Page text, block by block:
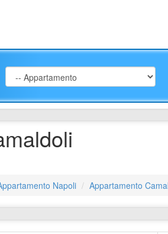
Napoli Appartamento